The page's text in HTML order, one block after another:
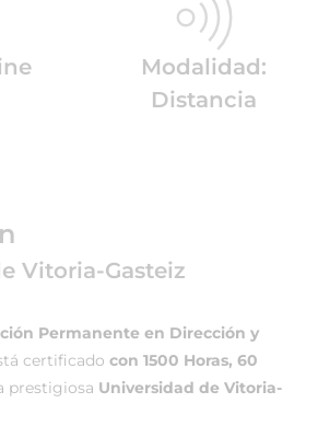
Modalidad:
Distancia
Vitoria-Gasteiz
Permanente en Dirección y
certificado con 1500 Horas, 60
prestigiosa Universidad de Vitoria-